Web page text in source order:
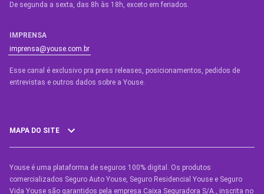
De segunda a sexta, das 8h às 18h, exceto em feriados.
IMPRENSA
imprensa@youse.com.br
Esse canal é exclusivo pra press releases, posicionamentos, pedidos de
entrevistas e outros dados sobre a Youse.​
MAPA DO SITE
SEGUROS
Seguro Auto
Youse é uma plataforma de seguros 100% digital. Os produtos
comercializados Seguro Auto Youse, Seguro Residencial Youse e Seguro
Vida Youse são garantidos pela empresa Caixa Seguradora S/A., inscrita no